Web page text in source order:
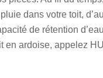
dans votre toit,
de rétention
en ardoise, appelez